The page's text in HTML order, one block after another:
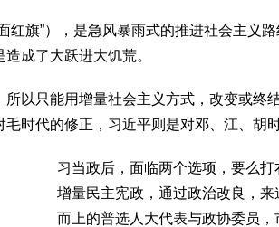
红旗”），是急风暴雨式的推进社会主义
成了大跃进大饥荒。
以只能用增量社会主义方式，改变或终
时代的修正，习近平则是对邓、江、胡时
习当政后，面临两个选项，要么
增量民主宪政，通过政治改良，
而上的普选人大代表与政协委员